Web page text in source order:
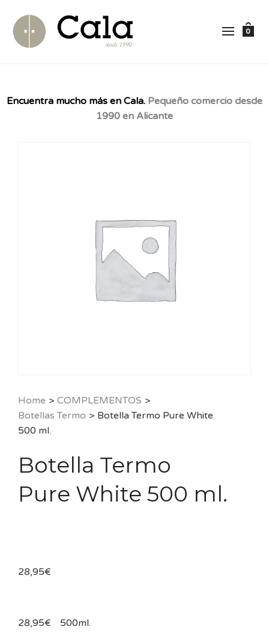
0
Encuentra mucho más en Cala. Pequeño comercio desde
1990 en Alicante
Home > COMPLEMENTOS >
Botellas Termo > Botella Termo Pure White
500 ml.
Botella Termo
Pure White 500 ml.
28,95€
28,95€
500ml.